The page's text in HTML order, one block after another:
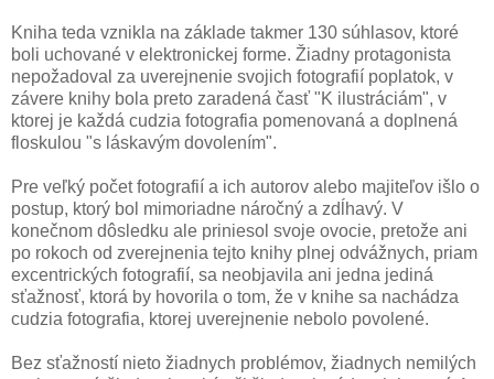
Kniha teda vznikla na základe takmer 130 súhlasov, ktoré
boli uchované v elektronickej forme. Žiadny protagonista
nepožadoval za uverejnenie svojich fotografií poplatok, v
závere knihy bola preto zaradená časť "K ilustráciám", v
ktorej je každá cudzia fotografia pomenovaná a doplnená
floskulou "s láskavým dovolením".
Pre veľký počet fotografií a ich autorov alebo majiteľov išlo o
postup, ktorý bol mimoriadne náročný a zdĺhavý. V
konečnom dôsledku ale priniesol svoje ovocie, pretože ani
po rokoch od zverejnenia tejto knihy plnej odvážnych, priam
excentrických fotografií, sa neobjavila ani jedna jediná
sťažnosť, ktorá by hovorila o tom, že v knihe sa nachádza
cudzia fotografia, ktorej uverejnenie nebolo povolené.
Bez sťažností nieto žiadnych problémov, žiadnych nemilých